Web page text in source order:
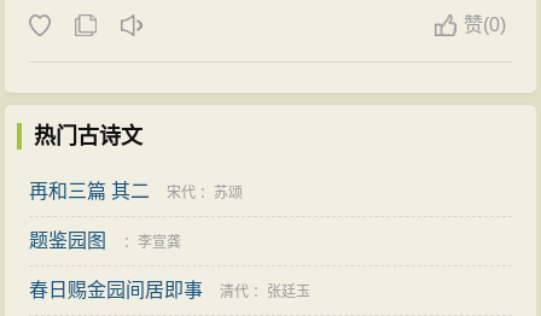
赞(0)
热门古诗文
再和三篇 其二 宋代 ： 苏颂
题鉴园图 ：李宣龚
春日赐金园间居即事 清代 ： 张廷玉